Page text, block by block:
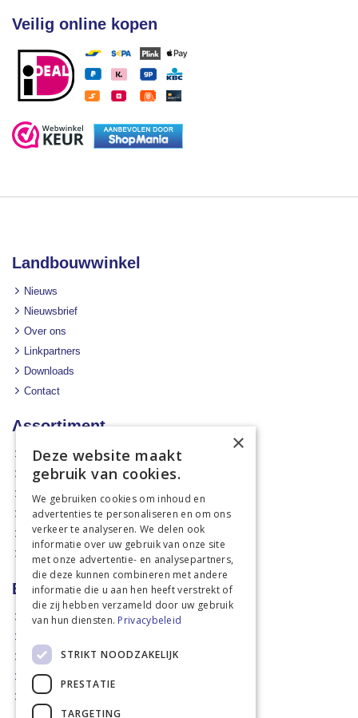
Veilig online kopen
Landbouwwinkel
Nieuws
Nieuwsbrief
Over ons
Linkpartners
Downloads
Contact
Assortiment
Aanbiedingen
Mechanisatie
Stal & Erf
Weidetechniek
Dierbenodigdheden
Actiefolders
Betalen en verzenden
Hoe bestellen?
Afhaalmogelijkheden
Verzendkosten
Retouren
×
Deze website maakt
gebruik van cookies.
We gebruiken cookies om inhoud en
advertenties te personaliseren en om ons
verkeer te analyseren. We delen ook
informatie over uw gebruik van onze site
met onze advertentie- en analysepartners,
die deze kunnen combineren met andere
informatie die u aan hen heeft verstrekt of
die zij hebben verzameld door uw gebruik
van hun diensten. Privacybeleid
STRIKT NOODZAKELIJK
PRESTATIE
TARGETING